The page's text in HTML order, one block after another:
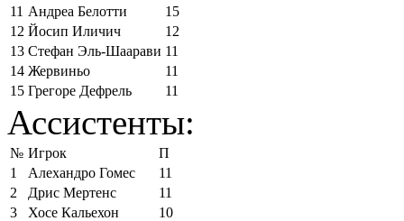
11 Андреа Белотти
15
12 Йосип Иличич
12
13 Стефан Эль-Шаарави 11
14 Жервиньо
11
15 Грегоре Дефрель 11
Ассистенты:
№ Игрок
П
1
Алехандро Гомес
11
2
Дрис Мертенс
11
3
Хосе Кальехон
10